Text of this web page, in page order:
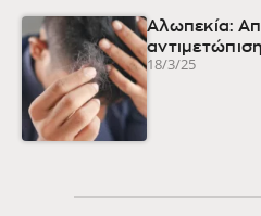
Αλωπεκία:
αντιμετώπιση
18/3/25